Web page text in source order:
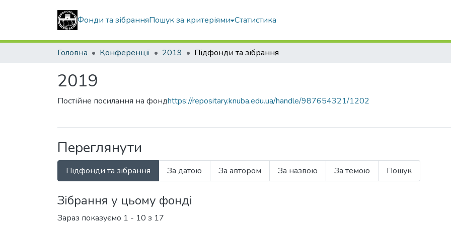
Фонди та зібранняПошук за критеріями Статистика
Головна Конференції 2019 Підфонди та зібрання
2019
Постійне посилання на фондhttps://repositary.knuba.edu.ua/handle/987654321/1202
Переглянути
Підфонди та зібрання За датою За автором За назвою За темою Пошук
Зібрання у цьому фонді
Зараз показуємо 1 - 10 з 17